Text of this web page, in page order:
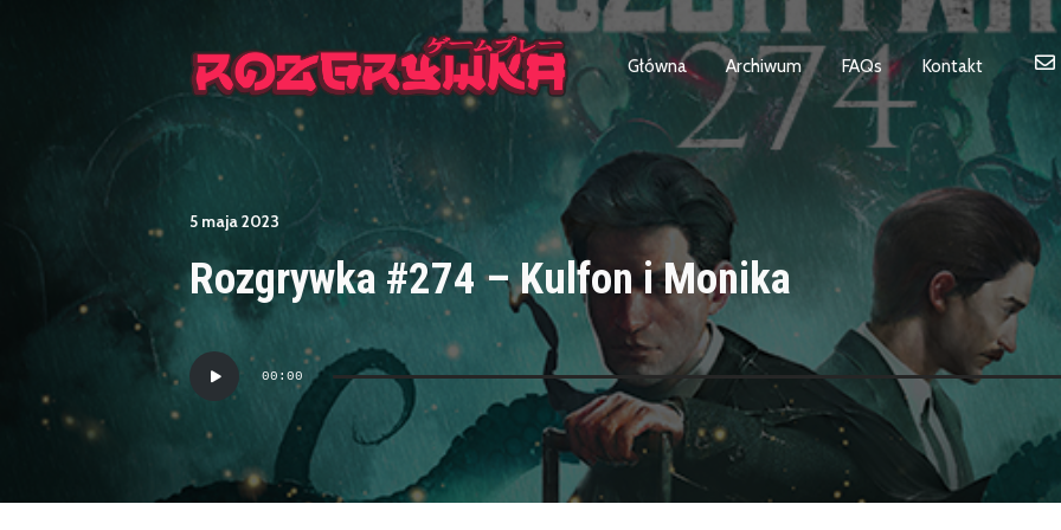
Główna Archiwum FAQs Kontakt
5 maja 2023
Rozgrywka #274 – Kulfon i Monika
Odtwarzacz
plików
dźwiękowych
00:00